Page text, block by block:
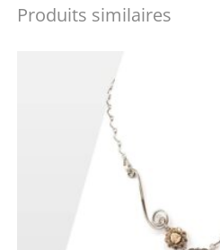
Produits similaires